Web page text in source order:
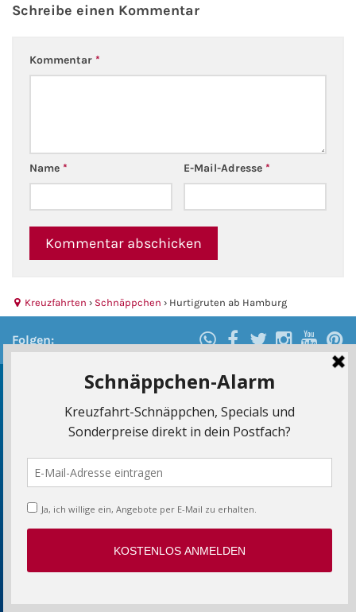
Schreibe einen Kommentar
Kommentar *
Name * E-Mail-Adresse *
Kreuzfahrten › Schnäppchen › Hurtigruten ab Hamburg
Folgen:
Schnäppchen-Alarm
Jetzt anmelden und die besten Kreuzfahrt-
Schnäppchen, Aktionen und Sonderangebote frühzeitig
E-Mail-Adresse:
über Angebote aus dem Reisebereich informieren und hierzu meine Daten